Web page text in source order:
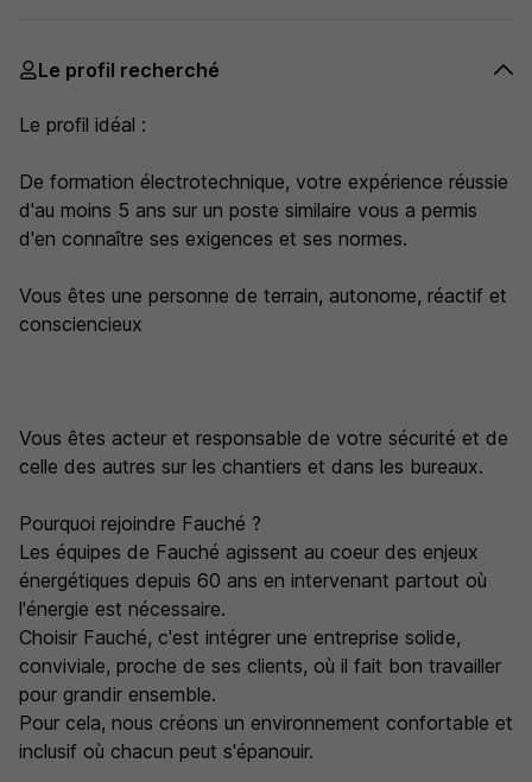
Le profil recherché
Le profil idéal :
De formation électrotechnique, votre expérience réussie
d'au moins 5 ans sur un poste similaire vous a permis
d'en connaître ses exigences et ses normes.
Vous êtes une personne de terrain, autonome, réactif et
consciencieux
Vous êtes acteur et responsable de votre sécurité et de
celle des autres sur les chantiers et dans les bureaux.
Pourquoi rejoindre Fauché ?
Les équipes de Fauché agissent au coeur des enjeux
énergétiques depuis 60 ans en intervenant partout où
l'énergie est nécessaire.
Choisir Fauché, c'est intégrer une entreprise solide,
conviviale, proche de ses clients, où il fait bon travailler
pour grandir ensemble.
Pour cela, nous créons un environnement confortable et
inclusif où chacun peut s'épanouir.